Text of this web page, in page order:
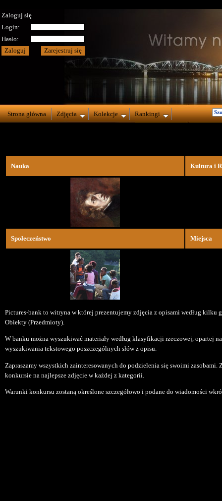
Zaloguj się
Login:
Hasło:
Strona główna Zdjęcia Kolekcje Rankingi
Nauka Kultura i
Społeczeństwo Miejsca
Pictures-bank to witryna w której prezentujemy zdjęcia z opisami według kilku
Obiekty (Przedmioty).
W banku można wyszukiwać materiały według klasyfikacji rzeczowej,
wyszukiwania tekstowego poszczególnych słów z opisu.
Zapraszamy wszystkich zainteresowanych do podzielenia się swoimi
konkursie na najlepsze zdjęcie w każdej z kategorii.
Warunki konkursu zostaną określone szczegółowo i podane do wiadomości